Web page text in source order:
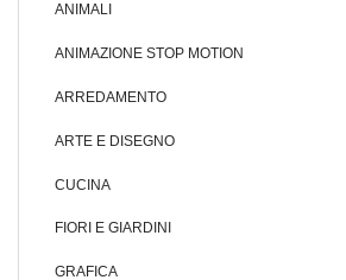
ANIMALI
ANIMAZIONE STOP MOTION
ARREDAMENTO
ARTE E DISEGNO
CUCINA
FIORI E GIARDINI
GRAFICA